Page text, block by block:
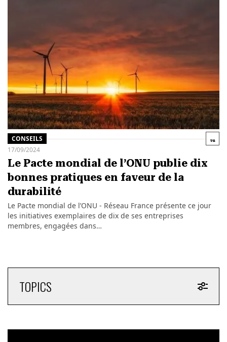
CONSEILS
17/09/2024
Le Pacte mondial de l’ONU publie dix
bonnes pratiques en faveur de la
durabilité
Le Pacte mondial de l’ONU - Réseau France présente ce jour
les initiatives exemplaires de dix de ses entreprises
membres, engagées dans…
TOPICS